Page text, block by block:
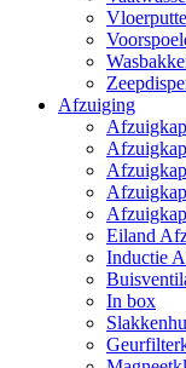
Afzuiging
Eiland
Inductie
In box